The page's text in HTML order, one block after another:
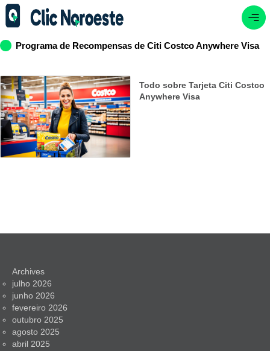
Programa de Recompensas de Citi Costco Anywhere Visa
Todo sobre Tarjeta Citi Costco
Anywhere Visa
Archives
julho 2026
junho 2026
fevereiro 2026
outubro 2025
agosto 2025
abril 2025